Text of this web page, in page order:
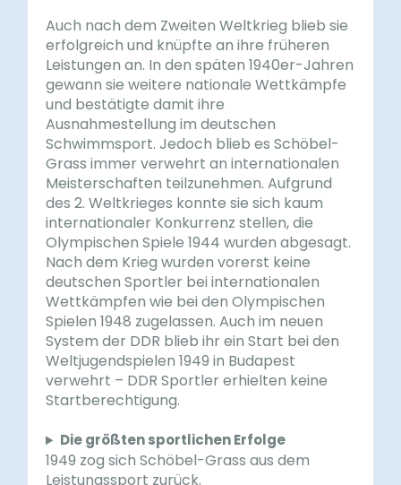
Auch nach dem Zweiten Weltkrieg blieb sie
erfolgreich und knüpfte an ihre früheren
Leistungen an. In den späten 1940er-Jahren
gewann sie weitere nationale Wettkämpfe
und bestätigte damit ihre
Ausnahmestellung im deutschen
Schwimmsport. Jedoch blieb es Schöbel-
Grass immer verwehrt an internationalen
Meisterschaften teilzunehmen. Aufgrund
des 2. Weltkrieges konnte sie sich kaum
internationaler Konkurrenz stellen, die
Olympischen Spiele 1944 wurden abgesagt.
Nach dem Krieg wurden vorerst keine
deutschen Sportler bei internationalen
Wettkämpfen wie bei den Olympischen
Spielen 1948 zugelassen. Auch im neuen
System der DDR blieb ihr ein Start bei den
Weltjugendspielen 1949 in Budapest
verwehrt – DDR Sportler erhielten keine
Startberechtigung.
Die größten sportlichen Erfolge
1949 zog sich Schöbel-Grass aus dem
Leistungssport zurück.